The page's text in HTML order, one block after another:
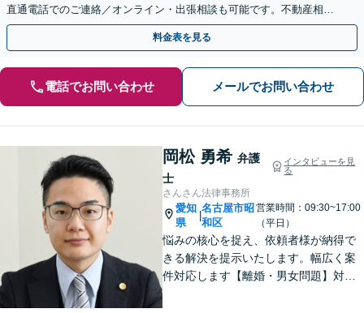
直通電話でのご連絡／オンライン・出張相談も可能です。不動産相続
／相続放棄／寄与分／遺言書作成【初回相談無料】
料金表を見る
電話でお問い合わせ メールでお問い合わせ
岡松 勇希 弁護
士
インタビューを見
る
さんさん法律事務所
愛知
県
名古屋市昭
和区
営業時間：09:30~17:00
（平日）
悩みの核心を捉え、依頼者様が納得で
きる解決を提示いたします。幅広く案
件対応します【離婚・男女問題】対応